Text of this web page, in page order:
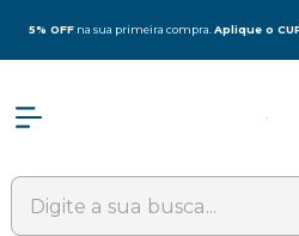
5% OFF na sua primeira compra.Aplique o